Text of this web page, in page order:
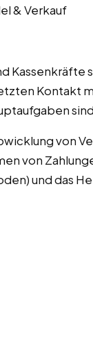
& Verkauf
Kontakt
von
von
und das